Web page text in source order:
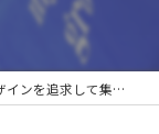
客効果とプロ級仕上げを両立する実践ノウハウ